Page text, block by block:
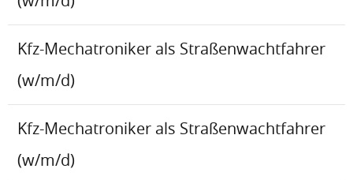
Kfz-Mechatroniker als Straßenwachtfahrer
(w/m/d)
Kfz-Mechatroniker als Straßenwachtfahrer
(w/m/d)